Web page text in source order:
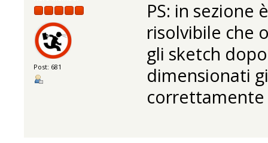
Post: 681
PS: in
risolvibile che
gli sketch
dimensionati